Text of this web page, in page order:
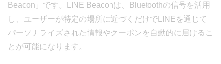
Beacon」です。LINE Beaconは、Bluetoothの信号を活用
し、ユーザーが特定の場所に近づくだけでLINEを通じて
パーソナライズされた情報やクーポンを自動的に届けるこ
とが可能になります。